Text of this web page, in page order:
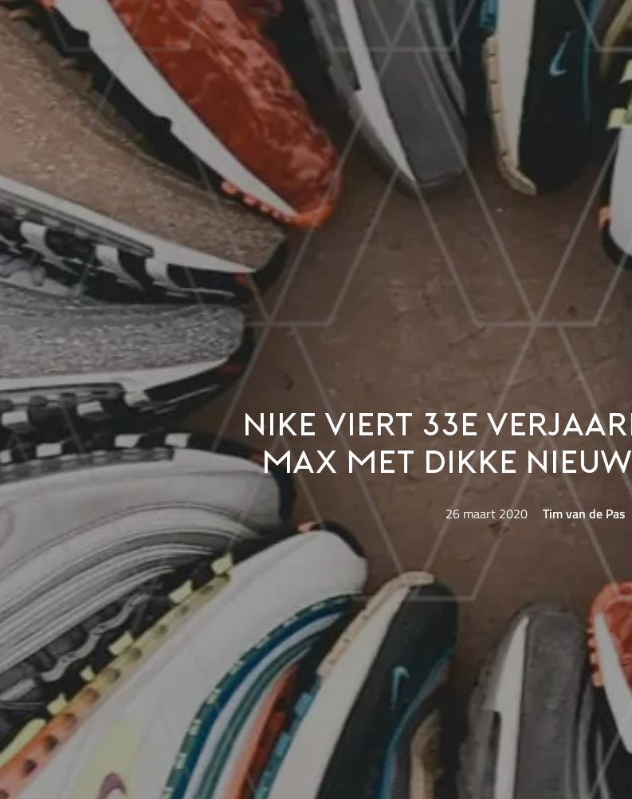
Nike viert 33e
Max met dikke
26 maart 2020 Tim van de Pas